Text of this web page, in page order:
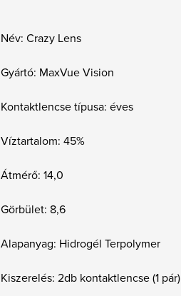
Név: Crazy Lens
Gyártó: MaxVue Vision
Kontaktlencse típusa: éves
Víztartalom: 45%
Átmérő: 14,0
Görbület: 8,6
Alapanyag: Hidrogél Terpolymer
Kiszerelés: 2db kontaktlencse (1 pár)